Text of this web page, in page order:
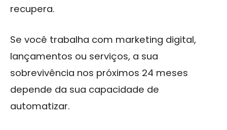
recupera.
Se você trabalha com marketing digital,
lançamentos ou serviços, a sua
sobrevivência nos próximos 24 meses
depende da sua capacidade de
automatizar.